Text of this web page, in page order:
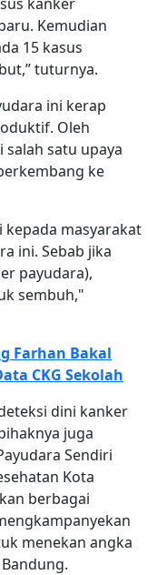
Kemudian
15 kasus
tuturnya.
ini kerap
Oleh
satu upaya
ke
kepada masyarakat
ini. Sebab jika
payudara),
sembuh,"
Farhan Bakal
CKG Sekolah
dini kanker
juga
Sendiri
Kota
berbagai
menekan angka